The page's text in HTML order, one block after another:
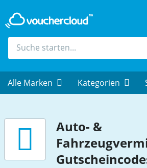
Alle Marken Kategorien
Auto- &